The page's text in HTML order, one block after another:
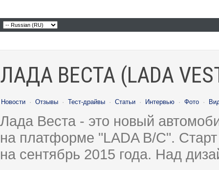
ЛАДА ВЕСТА (LADA
Новости · Отзывы · Тест-драйвы · Статьи · Интервью · Фото ·
Лада Веста - это новый
на платформе "LADA B/C".
на сентябрь 2015 года. Над